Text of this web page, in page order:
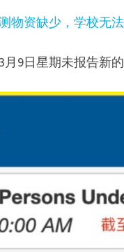
物资缺少，学校无
月9日星期未报告新